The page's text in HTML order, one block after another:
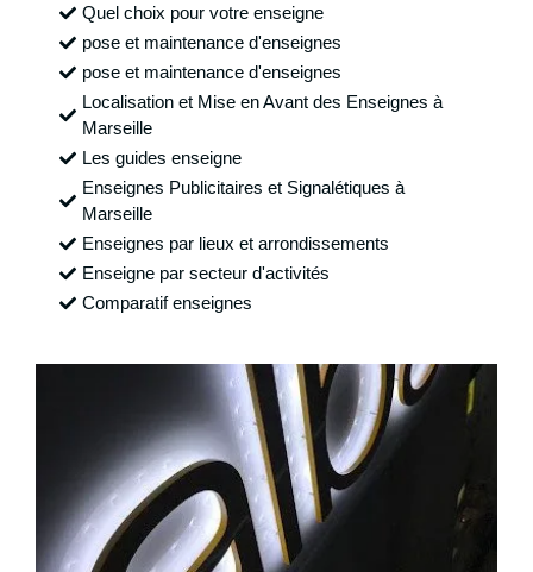
Quel choix pour votre enseigne
pose et maintenance d'enseignes
pose et maintenance d'enseignes
Localisation et Mise en Avant des Enseignes à
Marseille
Les guides enseigne
Enseignes Publicitaires et Signalétiques à
Marseille
Enseignes par lieux et arrondissements
Enseigne par secteur d'activités
Comparatif enseignes